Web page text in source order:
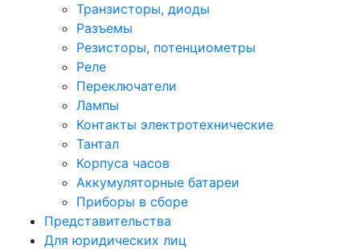
Транзисторы, диоды
Разъемы
Резисторы, потенциометры
Реле
Переключатели
Лампы
Контакты электротехнические
Тантал
Корпуса часов
Аккумуляторные батареи
Приборы в сборе
Представительства
Для юридических лиц